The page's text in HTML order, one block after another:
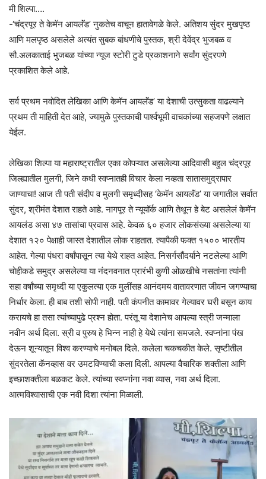
मी शिल्पा….
-‘चंद्रपूर ते केमॅन आयलॅंड’ नुकतेच वाचून हातावेगळे केले. अतिशय सुंदर मुखपृष्ठ
आणि मलपृष्ठ असलेले अत्यंत सुबक बांधणीचे पुस्तक, श्री देवेंद्र भुजबळ व
सौ.अलकाताई भुजबळ यांच्या न्यूज स्टोरी टुडे प्रकाशनाने सर्वांग सुंदरपणे
प्रकाशित केले आहे.
सर्व प्रथम नवोदित लेखिका आणि केमॅन आयलॅंड’ या देशाची उत्सुकता वाढल्याने
प्रथम ती माहिती देत आहे, ज्यामुळे पुस्तकाची पार्श्वभूमी वाचकांच्या सहजपणे लक्षात
येईल.
लेखिका शिल्पा या महाराष्ट्रातील एका कोपऱ्यात असलेल्या आदिवासी बहुल चंद्रपूर
जिल्ह्यातील मुलगी, जिने कधी स्वप्नातही विचार केला नव्हता सातासमुद्रापार
जाण्याचा! आज ती पती संदीप व मुलगी समृध्दीसह ‘केमॅन आयलॅंड’ या जगातील सर्वात
सुंदर, श्रीमंत देशात राहते आहे. नागपूर ते न्यूयॉर्क आणि तेथून हे बेट असलेलं केमॅन
आयलंड असा ४७ तासांचा प्रवास आहे. केवळ ६० हजार लोकसंख्या असलेल्या या
देशात १२० पेक्षाही जास्त देशातील लोक राहतात. त्यापैकी फक्त १५०० भारतीय
आहेत. गेल्या पंधरा वर्षांपासून त्या येथे राहत आहेत. निसर्गसौंदर्याने नटलेल्या आणि
चोहीकडे समुद्र असलेल्या या नंदनवनात प्रारंभी कुणी ओळखीचे नसतांना त्यांनी
सहा वर्षांच्या समृध्दी या एकुलत्या एक मुलींसह आनंदमय वातावरणात जीवन जगण्याचा
निर्धार केला. ही बाब तशी सोपी नाही. पती कंपनीत कामावर गेल्यावर घरी बसून काय
करायचे हा तसा त्यांच्यापुढे प्रश्न होता. परंतू या देशानेच आपल्या स्त्री जन्माला
नवीन अर्थ दिला. स्री व पुरुष हे भिन्न नाही हे येथे त्यांना समजले. स्वप्नांना पंख
देऊन शून्यातून विश्व करण्याचे मनोबल दिले. कलेला चकचकीत केले. सृष्टीतील
सुंदरतेला कॅनव्हास वर उमटविण्याची कला दिली. आपल्या वैचारिक शक्तीला आणि
इच्छाशक्तीला बळकट केले. त्यांच्या स्वप्नांना नवा व्यास, नवा अर्थ दिला.
आत्मविश्वासाची एक नवी दिशा त्यांना मिळाली.